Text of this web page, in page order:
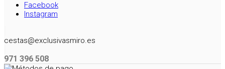
Facebook
Instagram
cestas@exclusivasmiro.es
971 396 508